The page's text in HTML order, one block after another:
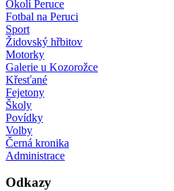
Okolí Peruce
Fotbal na Peruci
Sport
Židovský hřbitov
Motorky
Galerie u Kozorožce
Křesťané
Fejetony
Školy
Povídky
Volby
Černá kronika
Administrace
Odkazy